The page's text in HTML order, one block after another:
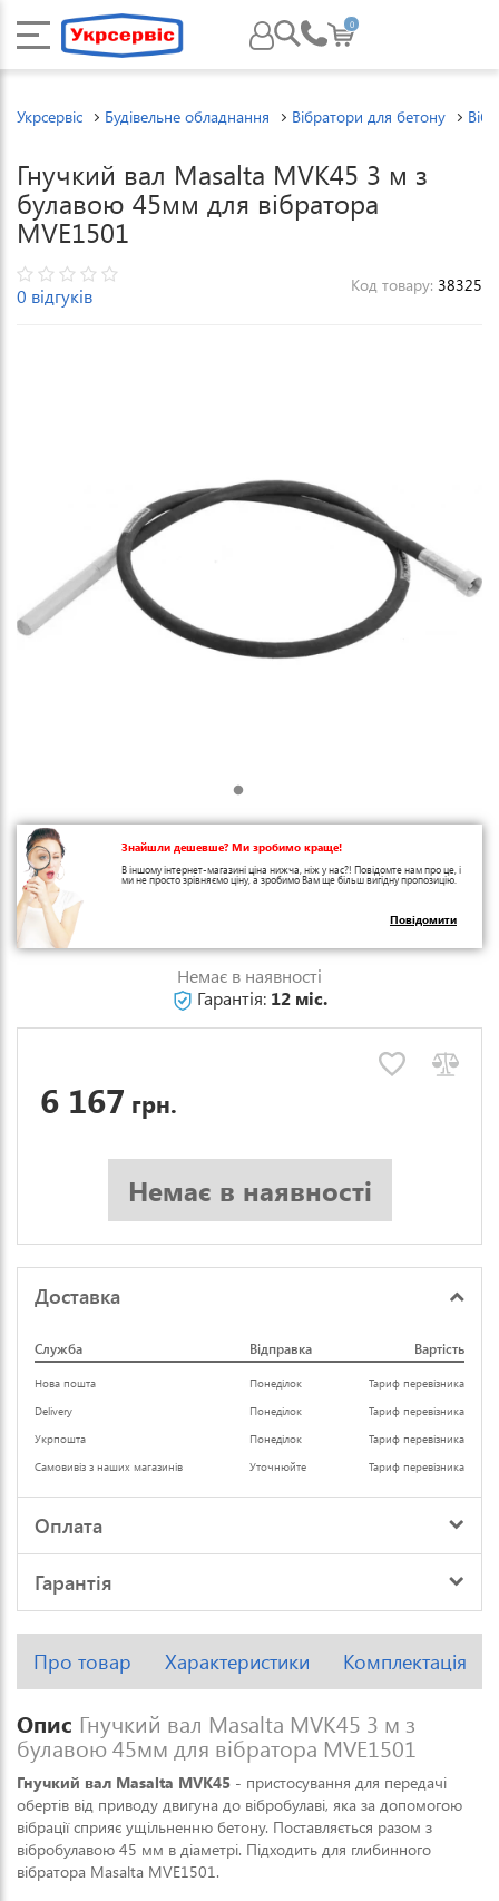
0
Укрсервіс Будівельне обладнання Вібратори для бетону
Гнучкий вал Masalta MVK45 3 м з
булавою 45мм для вібратора
MVE1501
0 відгуків Код товару: 38325
Знайшли дешевше? Ми зробимо краще!
В іншому інтернет-магазині ціна нижча, ніж у нас?! Повідомте нам про це, і
ми не просто зрівняємо ціну, а зробимо Вам ще більш вигідну пропозицію.
Повідомити
Немає в наявності
Гарантія: 12 міс.
6 167 грн.
Немає в наявності
Доставка
Служба Відправка Вартість
Нова пошта Понеділок
Тариф перевізника
Delivery
Понеділок
Тариф перевізника
Укрпошта
Понеділок
Тариф перевізника
Самовивіз з наших магазинів
Уточнюйте Тариф перевізника
Оплата
Гарантія
Про товар Характеристики Комплектація
Опис Гнучкий вал Masalta MVK45 3 м з
булавою 45мм для вібратора MVE1501
Гнучкий вал Masalta MVK45 - пристосування для передачі
обертів від приводу двигуна до вібробулаві, яка за допомогою
вібрації сприяє ущільненню бетону. Поставляється разом з
вібробулавою 45 мм в діаметрі. Підходить для глибинного
вібратора Masalta MVE1501.